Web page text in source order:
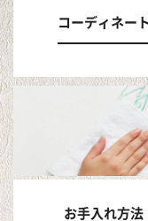
コーディネート
お手入れ方法